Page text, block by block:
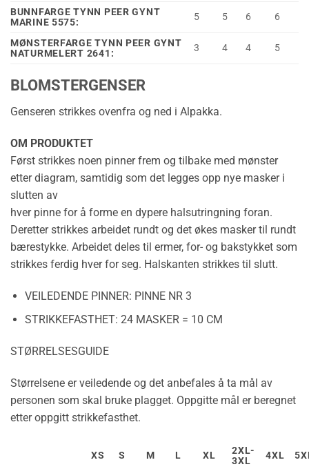
BUNNFARGE TYNN PEER GYNT
MARINE 5575:
5 5 6 6
MØNSTERFARGE TYNN PEER GYNT
NATURMELERT 2641:
3 4 4 5
BLOMSTERGENSER
Genseren strikkes ovenfra og ned i Alpakka.
OM PRODUKTET
Først strikkes noen pinner frem og tilbake med mønster
etter diagram, samtidig som det legges opp nye masker i
slutten av
hver pinne for å forme en dypere halsutringning foran.
Deretter strikkes arbeidet rundt og det økes masker til rundt
bærestykke. Arbeidet deles til ermer, for- og bakstykket som
strikkes ferdig hver for seg. Halskanten strikkes til slutt.
VEILEDENDE PINNER: PINNE NR 3
STRIKKEFASTHET: 24 MASKER = 10 CM
STØRRELSESGUIDE
Størrelsene er veiledende og det anbefales å ta mål av
personen som skal bruke plagget. Oppgitte mål er beregnet
etter oppgitt strikkefasthet.
XS S M L XL
2XL-
3XL
4XL